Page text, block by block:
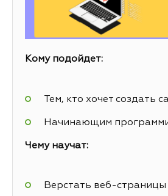
Кому подойдет:
Тем, кто хочет создать
Начинающим
Чему научат:
Верстать веб-страницы